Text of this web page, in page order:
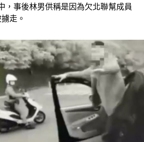
王姓主嫌，不過兩名持槍惡煞在半路就
，事後林男供稱是因為欠北聯幫成員